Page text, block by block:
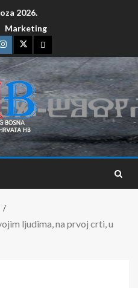
2026.
Marketing
ljudima, na prvoj crti, u